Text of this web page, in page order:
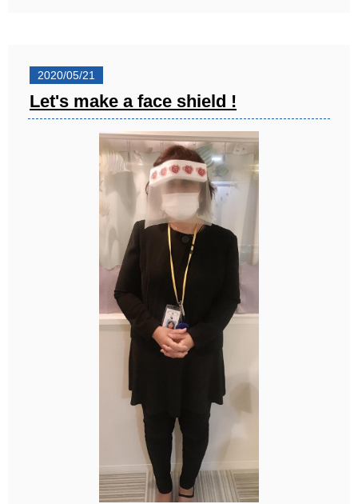
2020/05/21
Let's make a face shield !